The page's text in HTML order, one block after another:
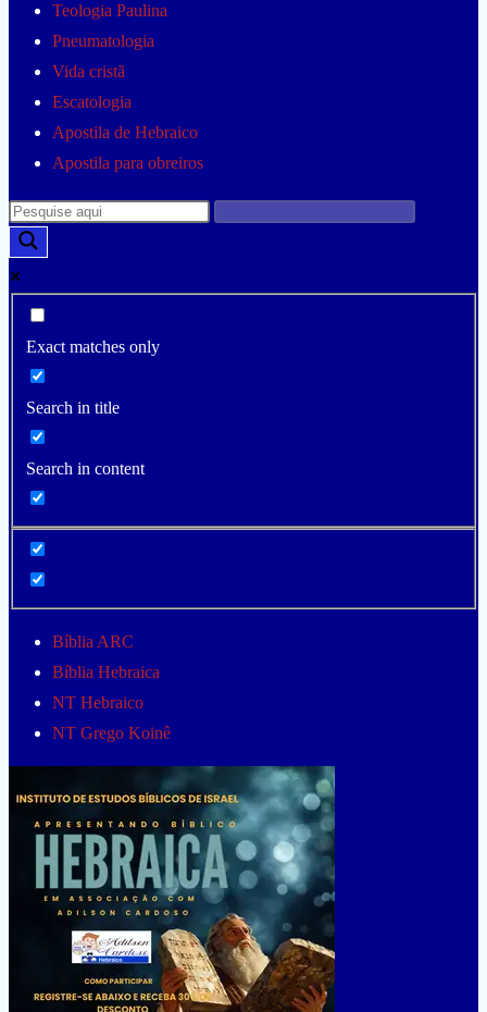
Teologia Paulina
Pneumatologia
Vida cristã
Escatologia
Apostila de Hebraico
Apostila para obreiros
Exact matches only
Search in title
Search in content
Bíblia ARC
Bíblia Hebraica
NT Hebraico
NT Grego Koinê